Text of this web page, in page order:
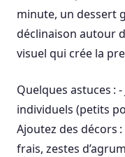
minute, un dessert
déclinaison autour
visuel qui crée la
Quelques astuces :
individuels (petits
Ajoutez des décors
frais, zestes